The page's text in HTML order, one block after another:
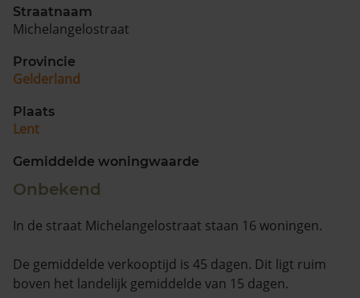
Straatnaam
Michelangelostraat
Provincie
Gelderland
Plaats
Lent
Gemiddelde woningwaarde
Onbekend
In de straat Michelangelostraat staan 16 woningen.
De gemiddelde verkooptijd is 45 dagen. Dit ligt ruim
boven het landelijk gemiddelde van 15 dagen.